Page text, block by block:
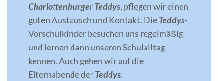
Charlottenburger Teddys, pflegen wir einen
guten Austausch und Kontakt. DieTeddys-
Vorschulkinder besuchen uns regelmäßig
und lernen dann unseren Schulalltag
kennen. Auch gehen wir auf die
Elternabende derTeddys.